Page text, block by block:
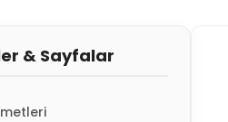
& Sayfalar